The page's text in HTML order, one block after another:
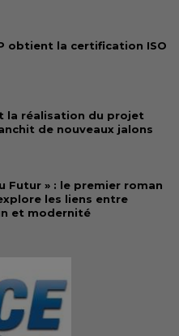
obtient la certification ISO
la réalisation du projet
de nouveaux jalons
Futur » : le premier roman
les liens entre
et modernité